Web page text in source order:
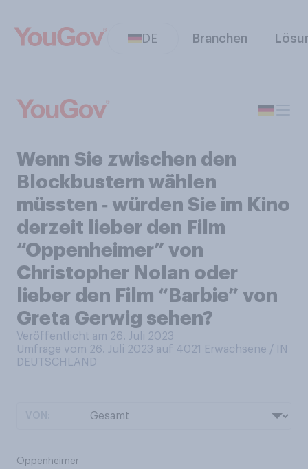
DE Branchen
Wenn Sie zwischen den
Blockbustern wählen
müssten ‑ würden Sie im Kino
derzeit lieber den Film
“Oppenheimer” von
Christopher Nolan oder
lieber den Film “Barbie” von
Greta Gerwig sehen?
Veröffentlicht am 26. Juli 2023
Umfrage vom 26. Juli 2023 auf 4021
Erwachsene / IN
DEUTSCHLAND
Oppenheimer